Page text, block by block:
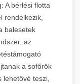
A bérlési flotta
rendelkezik,
balesetek
az
a sofőrök
teszi,